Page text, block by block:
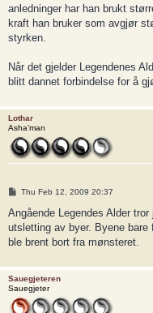
anledninger har han brukt
kraft han bruker som avgjør
styrken.
Når det gjelder Legendenes
blitt dannet forbindelse for å
Lothar
Asha’man
P
s
Thu Feb 12, 2009 20:37
Angående Legendes Alder
utsletting av byer. Byene
ble brent bort fra mønsteret.
Sauegjeteren
Sauegjeter